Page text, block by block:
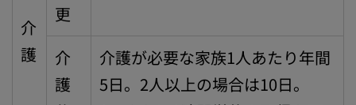
介
護
更
介
護
介護が必要な家族1人あたり年間
5日。2人以上の場合は10日。